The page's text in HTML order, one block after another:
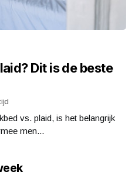
Dit is de beste
vs. plaid, is het belangrijk
men...